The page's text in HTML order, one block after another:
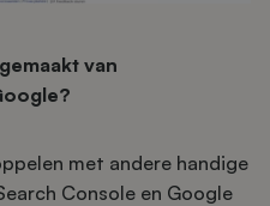
van
met andere handige
Console en Google